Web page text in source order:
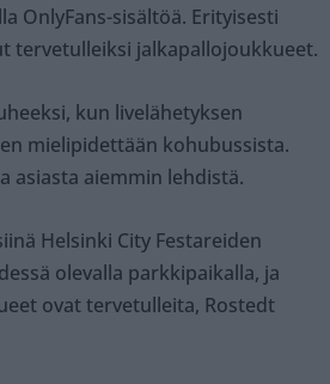
OnlyFans-sisältöä. Erityisesti
tervetulleiksi jalkapallojoukkueet.
kun livelähetyksen
mielipidettään kohubussista.
asiasta aiemmin lehdistä.
Helsinki City Festareiden
olevalla parkkipaikalla, ja
ovat tervetulleita, Rostedt